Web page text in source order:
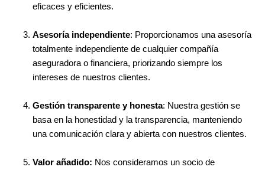
eficaces y eficientes.
Asesoría independiente: Proporcionamos una asesoría
totalmente independiente de cualquier compañía
aseguradora o financiera, priorizando siempre los
intereses de nuestros clientes.
Gestión transparente y honesta: Nuestra gestión se
basa en la honestidad y la transparencia, manteniendo
una comunicación clara y abierta con nuestros clientes.
Valor añadido: Nos consideramos un socio de